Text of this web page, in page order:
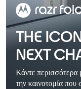
THE
NEXT
Κάντε περισσότερα
την καινοτομία που